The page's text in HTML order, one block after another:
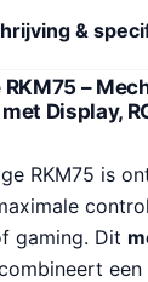
&
RKM75 –
Display,
RKM75 is
gaming. Dit